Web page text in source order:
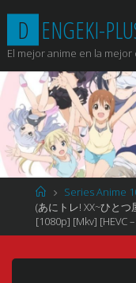
contenido
D ENGEKI-PLU
El mejor anime en la mejor
Página
de
Inicio
Series Anime
(あにトレ! XX~ひと
[1080p] [Mkv] [HEVC